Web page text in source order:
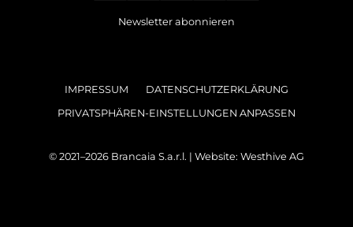
Newsletter abonnieren
IMPRESSUM
DATENSCHUTZERKLÄRUNG
PRIVATSPHÄREN-EINSTELLUNGEN ANPASSEN
© 2021–2026 Brancaia S.a.r.l. | Website: Westhive AG